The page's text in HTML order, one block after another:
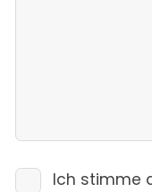
Ich stimme